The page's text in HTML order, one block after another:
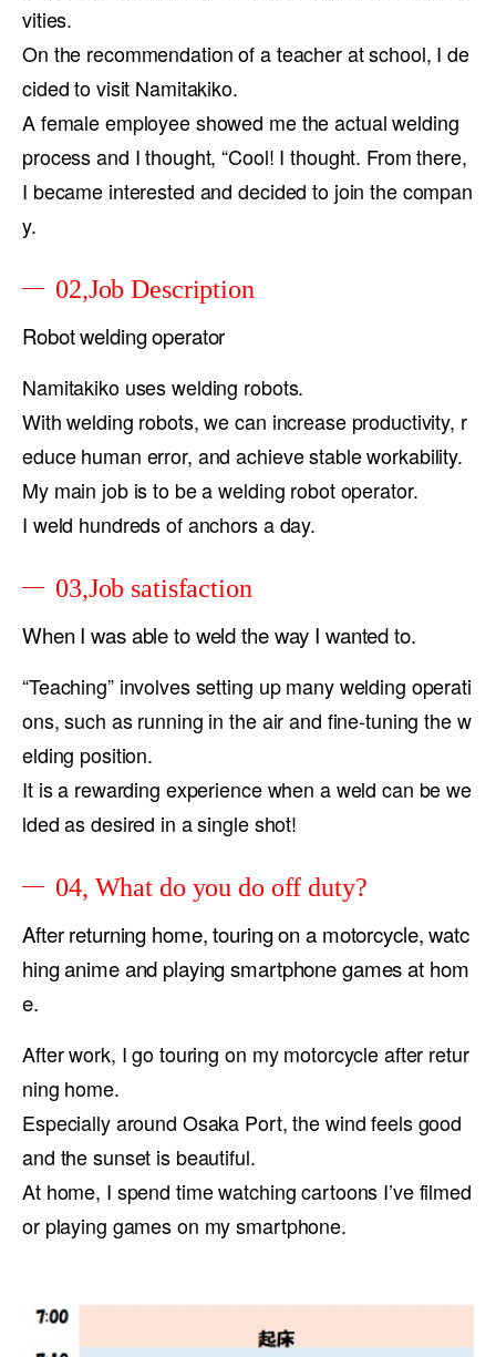
vities.
On the recommendation of a teacher at school, I de
cided to visit Namitakiko.
A female employee showed me the actual welding
process and I thought, “Cool! I thought. From there,
I became interested and decided to join the compan
y.
02,Job Description
Robot welding operator
Namitakiko uses welding robots.
With welding robots, we can increase productivity, r
educe human error, and achieve stable workability.
My main job is to be a welding robot operator.
I weld hundreds of anchors a day.
03,Job satisfaction
When I was able to weld the way I wanted to.
“Teaching” involves setting up many welding operati
ons, such as running in the air and fine-tuning the w
elding position.
It is a rewarding experience when a weld can be we
lded as desired in a single shot!
04, What do you do off duty?
After returning home, touring on a motorcycle, watc
hing anime and playing smartphone games at hom
e.
After work, I go touring on my motorcycle after retur
ning home.
Especially around Osaka Port, the wind feels good
and the sunset is beautiful.
At home, I spend time watching cartoons I’ve filmed
or playing games on my smartphone.